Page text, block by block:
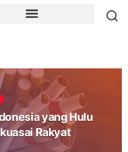
yang Hulu
Rakyat